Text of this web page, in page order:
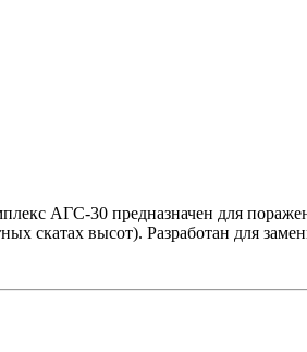
АГС-30 предназначен для
скатах высот). Разработан для